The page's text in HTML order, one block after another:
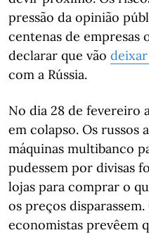
pressão da opinião
centenas de empresas
declarar que vão
com a Rússia.
No dia 28 de fevereiro
em colapso. Os russos
máquinas multibanco
pudessem por divisas
lojas para comprar o
os preços
economistas prevêem